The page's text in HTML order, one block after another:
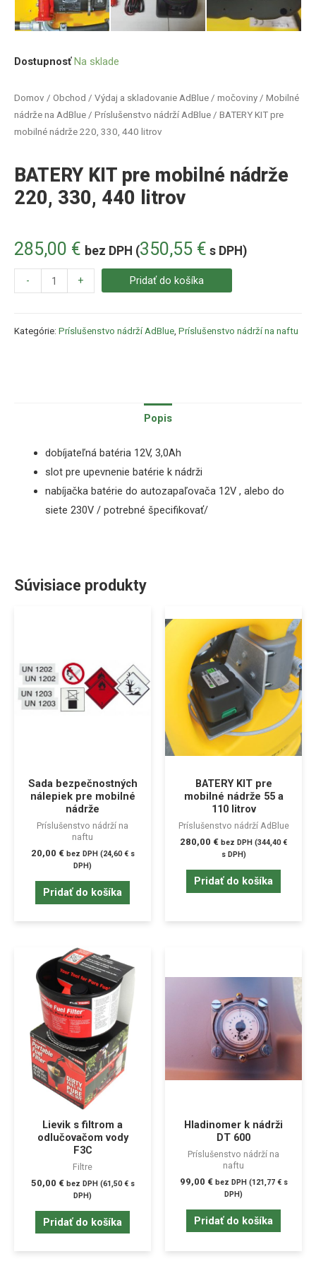
Domov / Obchod / Výdaj a skladovanie AdBlue / močoviny / Mobilné
nádrže na AdBlue / Príslušenstvo nádrží AdBlue / BATERY KIT pre
mobilné nádrže 220, 330, 440 litrov
BATERY KIT pre mobilné nádrže
220, 330, 440 litrov
285,00 € bez DPH (350,55 € s DPH)
Dostupnosť Na sklade
- + Pridať do košíka
Kategórie: Príslušenstvo nádrží AdBlue Príslušenstvo nádrží na naftu
Popis
dobíjateľná batéria 12V, 3,0Ah
slot pre upevnenie batérie k nádrži
nabíjačka batérie do autozapaľovača 12V , alebo do
siete 230V / potrebné špecifikovať/
Súvisiace produkty
Sada bezpečnostných
nálepiek pre mobilné
nádrže
Príslušenstvo nádrží na
naftu
20,00 € bez DPH (24,60€s
DPH)
Pridať do košíka
BATERY KIT pre
mobilné nádrže 55 a
110 litrov
Príslušenstvo nádrží AdBlue
280,00 € bez DPH (344,40€
s DPH)
Pridať do košíka
Lievik s filtrom a
odlučovačom vody
F3C
Filtre
50,00 € bez DPH (61,50€s
DPH)
Pridať do košíka
Hladinomer k nádrži
DT 600
Príslušenstvo nádrží na
naftu
99,00 € bez DPH (121,77 €s
DPH)
Pridať do košíka